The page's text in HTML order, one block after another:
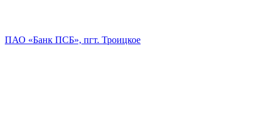
ПАО «Банк ПСБ», пгт. Троицкое